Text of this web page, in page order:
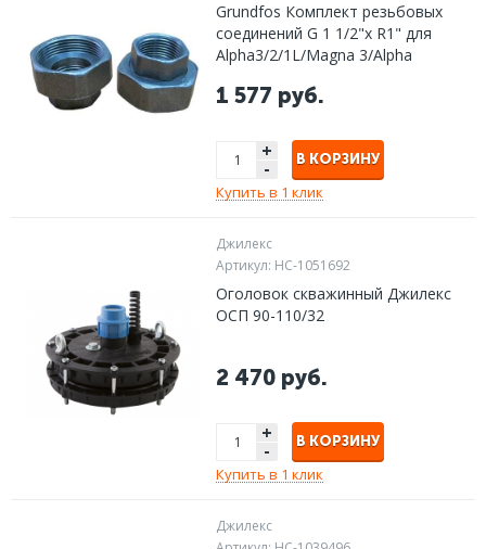
Grundfos Комплект резьбовых
соединений G 1 1/2"x R1" для
Alpha3/2/1L/Magna 3/Alpha
1 577 руб.
+
- В КОРЗИНУ
Купить в 1 клик
Джилекс
Артикул: НС-1051692
Оголовок скважинный Джилекс
ОСП 90-110/32
2 470 руб.
+
- В КОРЗИНУ
Купить в 1 клик
Джилекс